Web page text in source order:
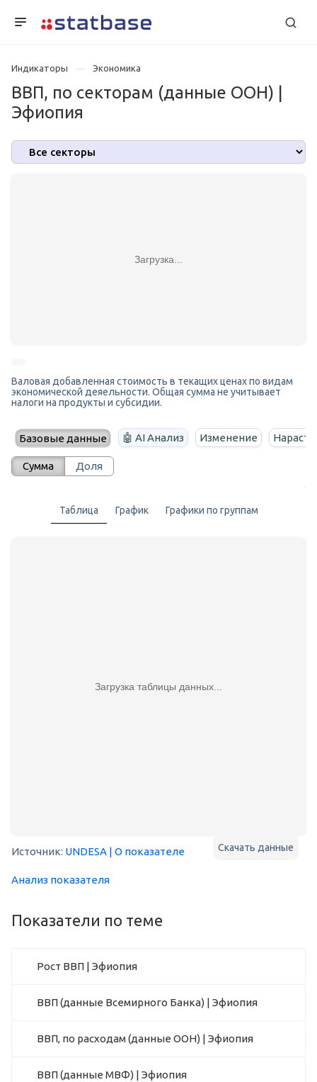
Индикаторы Экономика
ВВП, по секторам (данные ООН) |
Эфиопия
Загрузка...
Валовая добавленная стоимость в текащих ценах по видам
экономической деяельности. Общая сумма не учитывает
налоги на продукты и субсидии.
Базовые данные 🤖 AI Анализ Изменение
Сумма Доля
Таблица График Графики по группам
Загрузка таблицы данных...
Скачать данные
Источник: UNDESA | О показателе
Анализ показателя
Показатели по теме
Рост ВВП | Эфиопия
ВВП (данные Всемирного Банка) | Эфиопия
ВВП, по расходам (данные ООН) | Эфиопия
ВВП (данные МВФ) | Эфиопия